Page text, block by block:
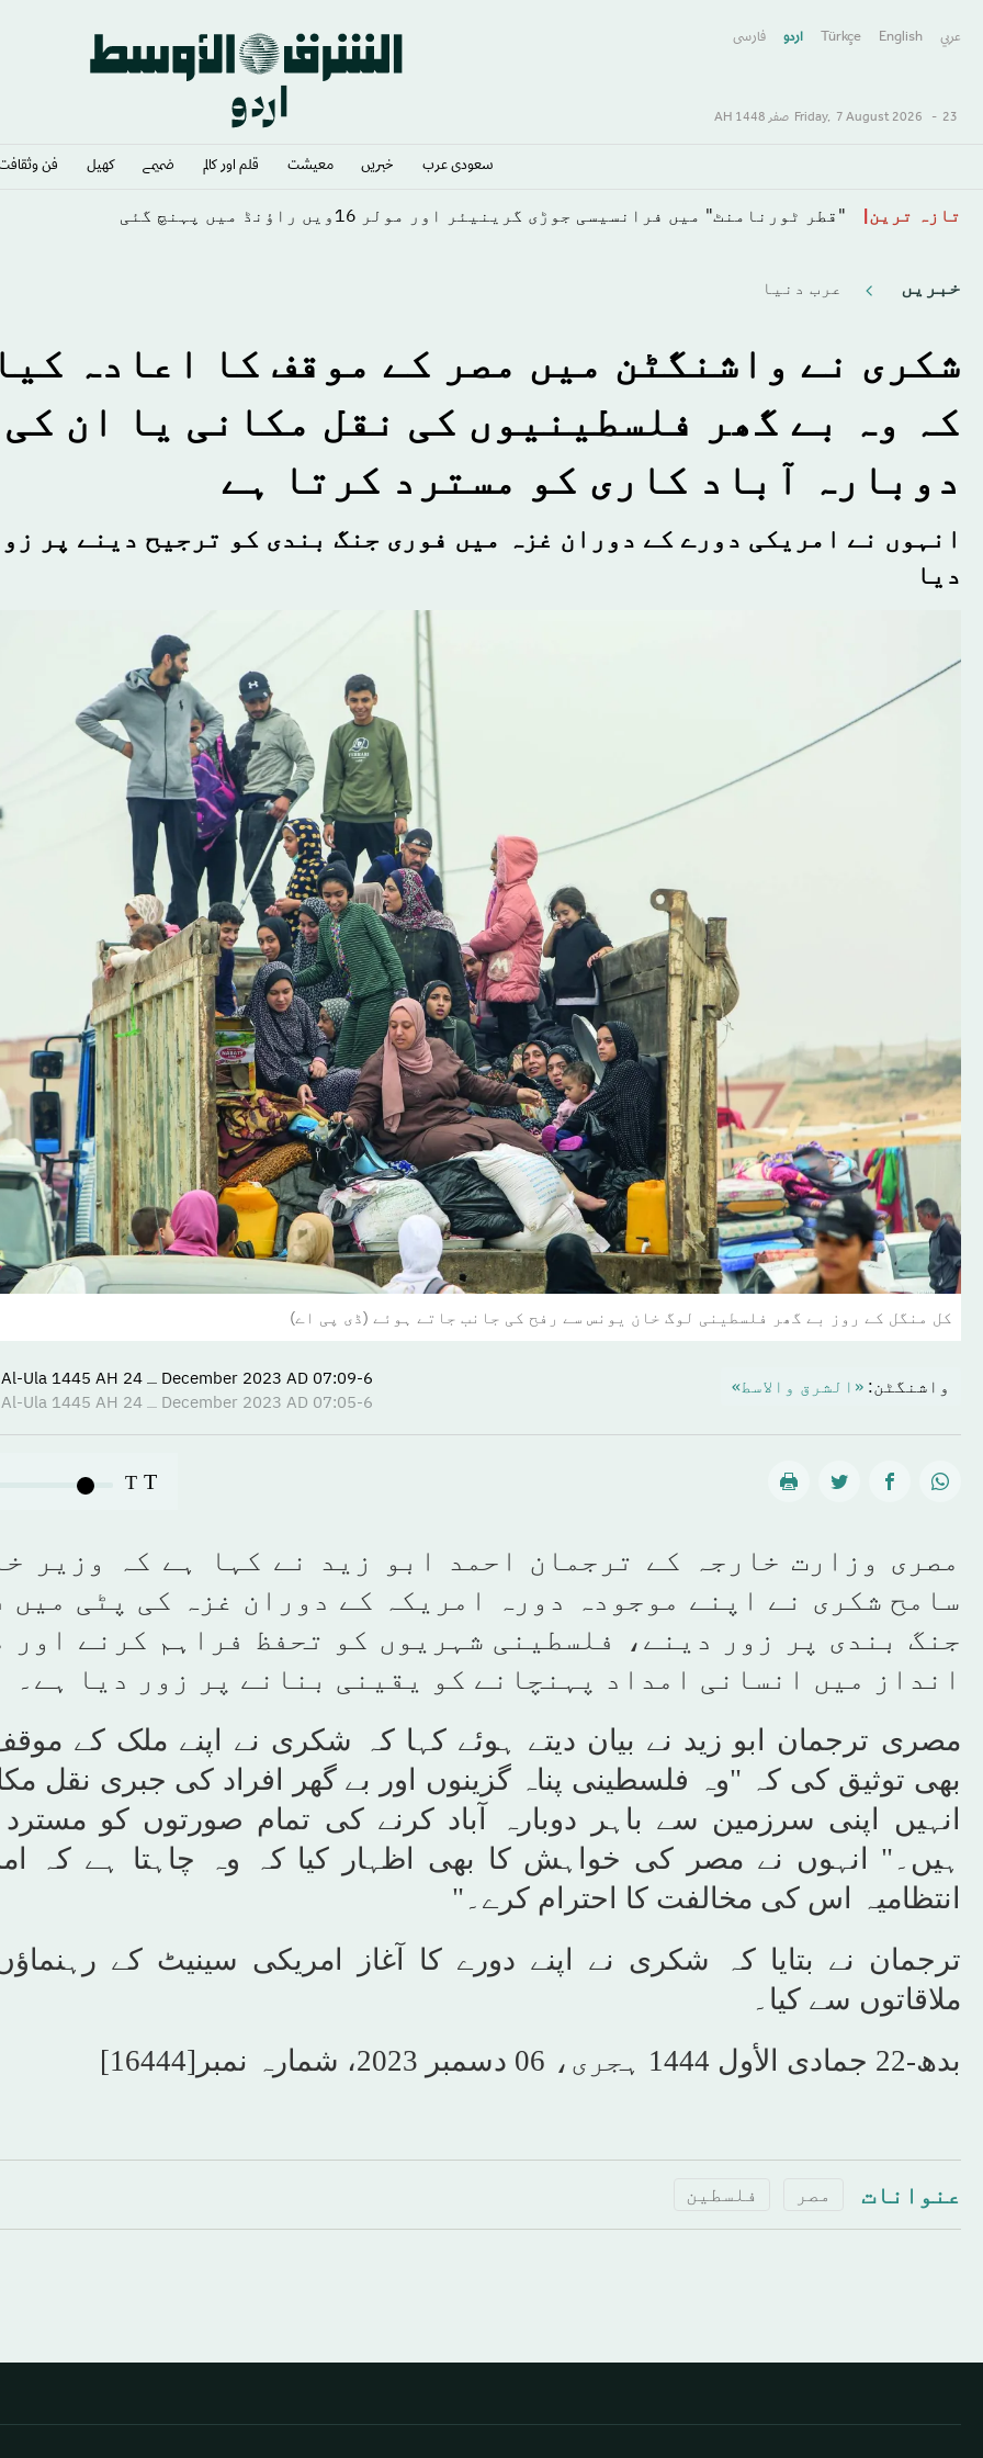
عربي English
Türkçe اردو فارسى
Friday, 7 August 2026 - 23 صفر 1448 AH
سعودى عرب خبريں معيشت قلم اور كالم ضميمے كهيل فن
content
تازہ ترین "قطر ٹورنامنٹ" میں فرانسیسی جوڑی گرینیئر اور مولر 16ویں راؤنڈ میں پہنچ گئی
خبريں عرب دنیا
شکری نے واشنگٹن میں مصر کے موقف کا اعادہ
کہ وہ بے گھر فلسطینیوں کی نقل مکانی یا ان کی
دوبارہ آباد کاری کو مسترد کرتا ہے
انہوں نے امریکی دورے کے دوران غزہ میں فوری جنگ بندی کو ترجیح دینے پر
دیا
کل منگل کے روز بے گھر فلسطینی لوگ خان یونس سے رفح کی جانب جاتے ہوئے (ڈی پی اے)
واشنگٹن: «الشرق والاسط»
07:09-6 December 2023 AD ـ 24 Jumada Al-Ula 1445 AH
07:05-6 December 2023 AD ـ 24 Jumada Al-Ula 1445 AH
T
T
مصری وزارت خارجہ کے ترجمان احمد ابو زید نے کہا ہے کہ وزیر
سامح شکری نے اپنے موجودہ دورہ امریکہ کے دوران غزہ کی پٹی میں
جنگ بندی پر زور دینے، فلسطینی شہریوں کو تحفظ فراہم کرنے اور
انداز میں انسانی امداد پہنچانے کو یقینی بنانے پر زور دیا ہے۔
مصری ترجمان ابو زید نے بیان دیتے ہوئے کہا کہ شکری نے اپنے ملک کے
بھی توثیق کی کہ "وہ فلسطینی پناہ گزینوں اور بے گھر افراد کی جبری نقل
انہیں اپنی سرزمین سے باہر دوبارہ آباد کرنے کی تمام صورتوں کو
ہیں۔" انہوں نے مصر کی خواہش کا بھی اظہار کیا کہ وہ چاہتا ہے کہ
انتظامیہ اس کی مخالفت کا احترام کرے۔"
ترجمان نے بتایا کہ شکری نے اپنے دورے کا آغاز امریکی سینیٹ کے
ملاقاتوں سے کیا۔
بدھ-22 جمادى الأول 1444 ہجری، 06 دسمبر 2023، شمارہ نمبر[16444]
عنوانات مصر فلسطين